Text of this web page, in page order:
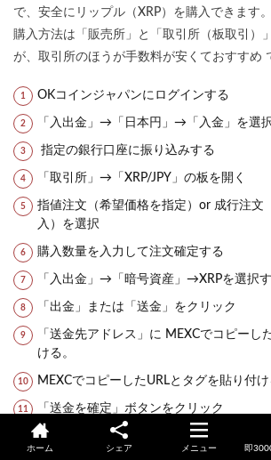
で、安全にリップル（XRP）を購入できます。
購入方法は「販売所」と「取引所（板取引）
が、取引所のほうが手数料が安くておすすめ
OKコインジャパンにログインする
「入出金」→「日本円」→「入金」を選
指定の銀行口座に振り込みする
「取引所」→「XRP/JPY」の板を開く
指値注文（希望価格を指定）or 成行注文
入）を選択
購入数量を入力して注文確定する
「入出金」→「暗号資産」→XRPを選択す
「出金」または「送金」をクリック
「送金先アドレス」に MEXCでコピーし
ける。
MEXCでコピーしたURLとタグを貼り付け
「送金を確定」ボタンをクリック
2段階認証（SMS認証・メール認証）を
ホーム シェア メニュー 即